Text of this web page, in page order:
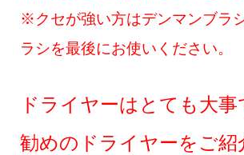
※クセが強い方はデンマンブラ
ラシを最後にお使いください。
ドライヤーはとても大
勧めのドライヤーをご紹